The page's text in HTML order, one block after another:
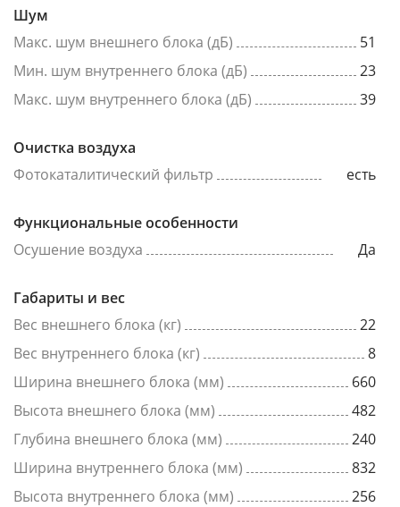
Шум
Макс. шум внешнего блока (дБ)
51
Мин. шум внутреннего блока (дБ)
23
Макс. шум внутреннего блока (дБ)
39
Очистка воздуха
Фотокаталитический фильтр
есть
Функциональные особенности
Осушение воздуха
Да
Габариты и вес
Вес внешнего блока (кг)
22
Вес внутреннего блока (кг)
8
Ширина внешнего блока (мм)
660
Высота внешнего блока (мм)
482
Глубина внешнего блока (мм)
240
Ширина внутреннего блока (мм)
832
Высота внутреннего блока (мм)
256